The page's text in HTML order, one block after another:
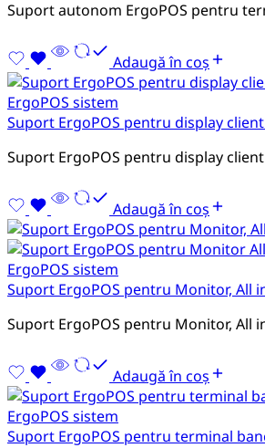
Suport autonom ErgoPOS pentru
Adaugă în coș
ErgoPOS sistem
Suport ErgoPOS pentru display client
Suport ErgoPOS pentru display client
Adaugă în coș
ErgoPOS sistem
Suport ErgoPOS pentru Monitor, All
Suport ErgoPOS pentru Monitor, All
Adaugă în coș
ErgoPOS sistem
Suport ErgoPOS pentru terminal